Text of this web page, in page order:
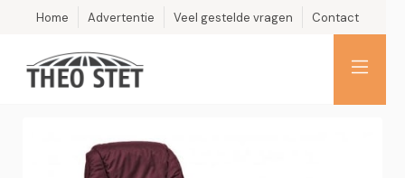
Home Advertentie Veel gestelde vragen Contact